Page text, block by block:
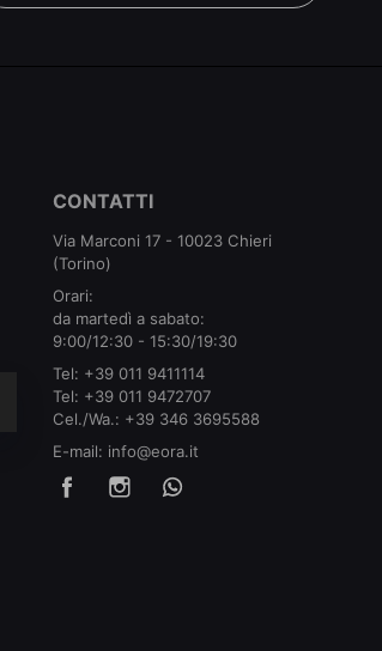
CONTATTI
Via Marconi 17 - 10023 Chieri
(Torino)
Orari:
da martedì a sabato:
9:00/12:30 - 15:30/19:30
Tel: +39 011 9411114
Tel: +39 011 9472707
Cel./Wa.: +39 346 3695588
E-mail: info@eora.it